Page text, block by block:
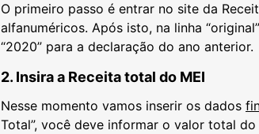
O primeiro passo é entrar no site da
alfanuméricos. Após isto, na linha
“2020” para a declaração do ano anterior.
2. Insira a Receita total do MEI
Nesse momento vamos inserir os dados
Total”, você deve informar o valor total